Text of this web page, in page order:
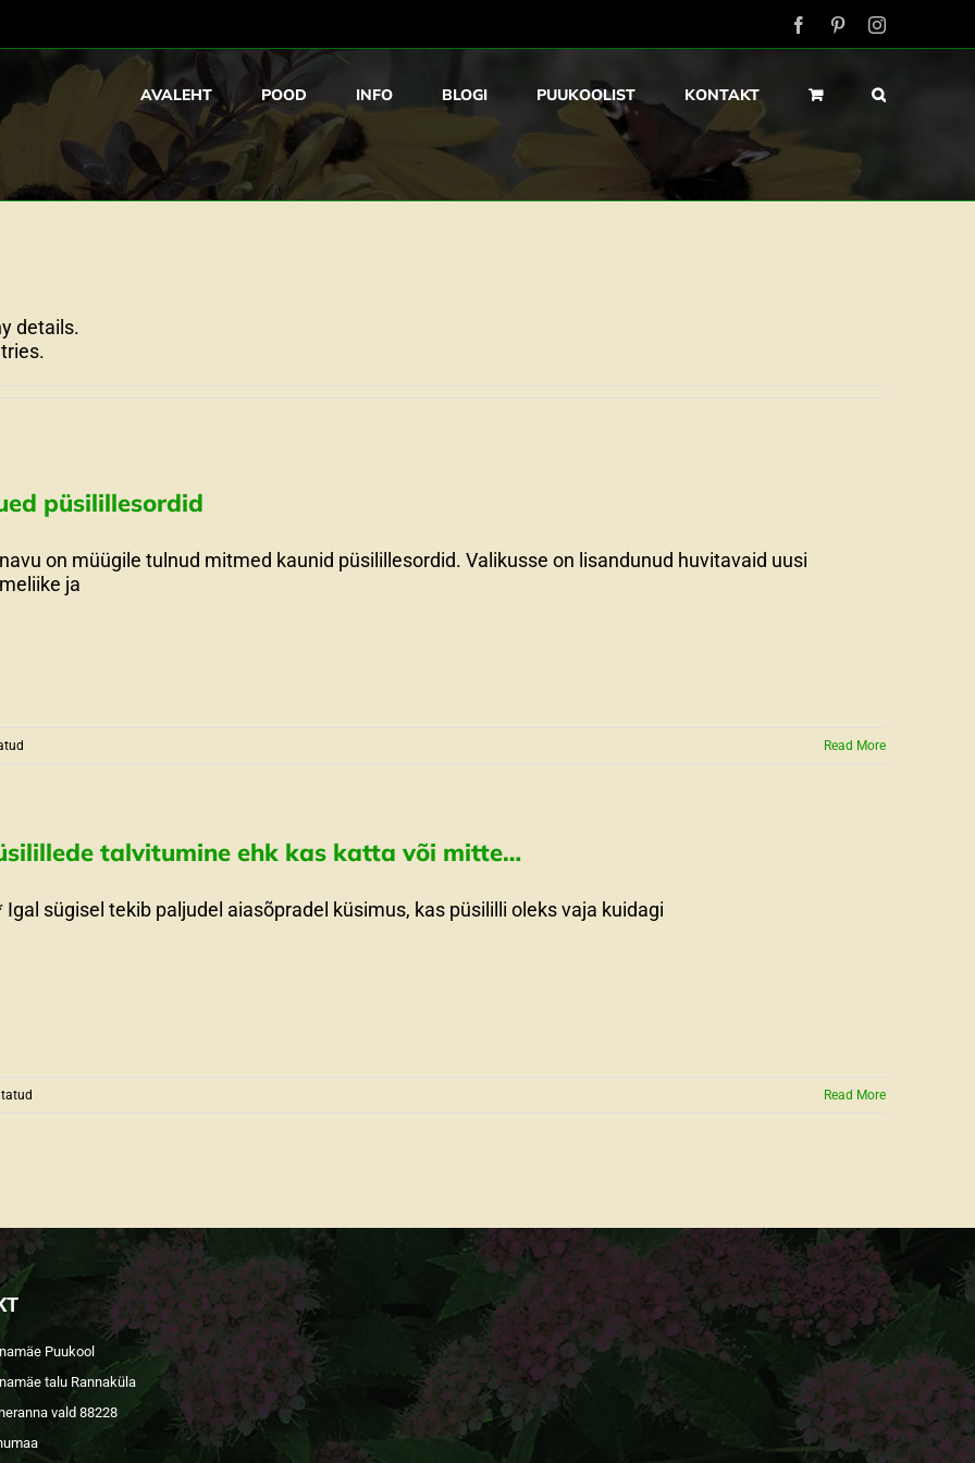
FacebookPinterestInstagram
AVALEHT POOD INFO BLOGI PUUKOOLIST KONTAKT
details.
püsilillesordid
on müügile tulnud mitmed kaunid püsilillesordid. Valikusse on lisandunud huvitavaid uusi
ja
Read More
talvitumine ehk kas katta või mitte…
Igal sügisel tekib paljudel aiasõpradel küsimus, kas püsililli oleks vaja kuidagi
Read More
Puukool
talu Rannaküla
vald 88228